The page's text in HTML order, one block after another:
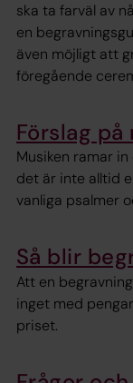
ska ta farväl av
en
även möjligt att
föregående
Förslag
Musiken ramar
det är inte alltid
vanliga psalmer
Så blir
Att en
inget med
priset.